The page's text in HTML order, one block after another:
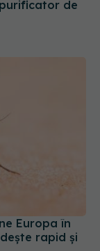
Europa în